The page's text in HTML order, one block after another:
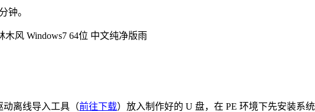
钟。
动离线导入工具（前往下载）放入制作好的 U 盘，在 PE 环境下先安装系统